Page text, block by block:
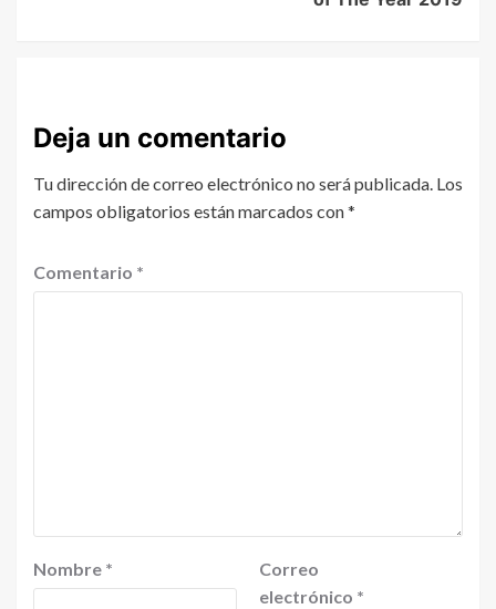
Deja un comentario
Tu dirección de correo electrónico no será publicada. Los
campos obligatorios están marcados con*
Comentario *
Nombre *
Correo
electrónico *